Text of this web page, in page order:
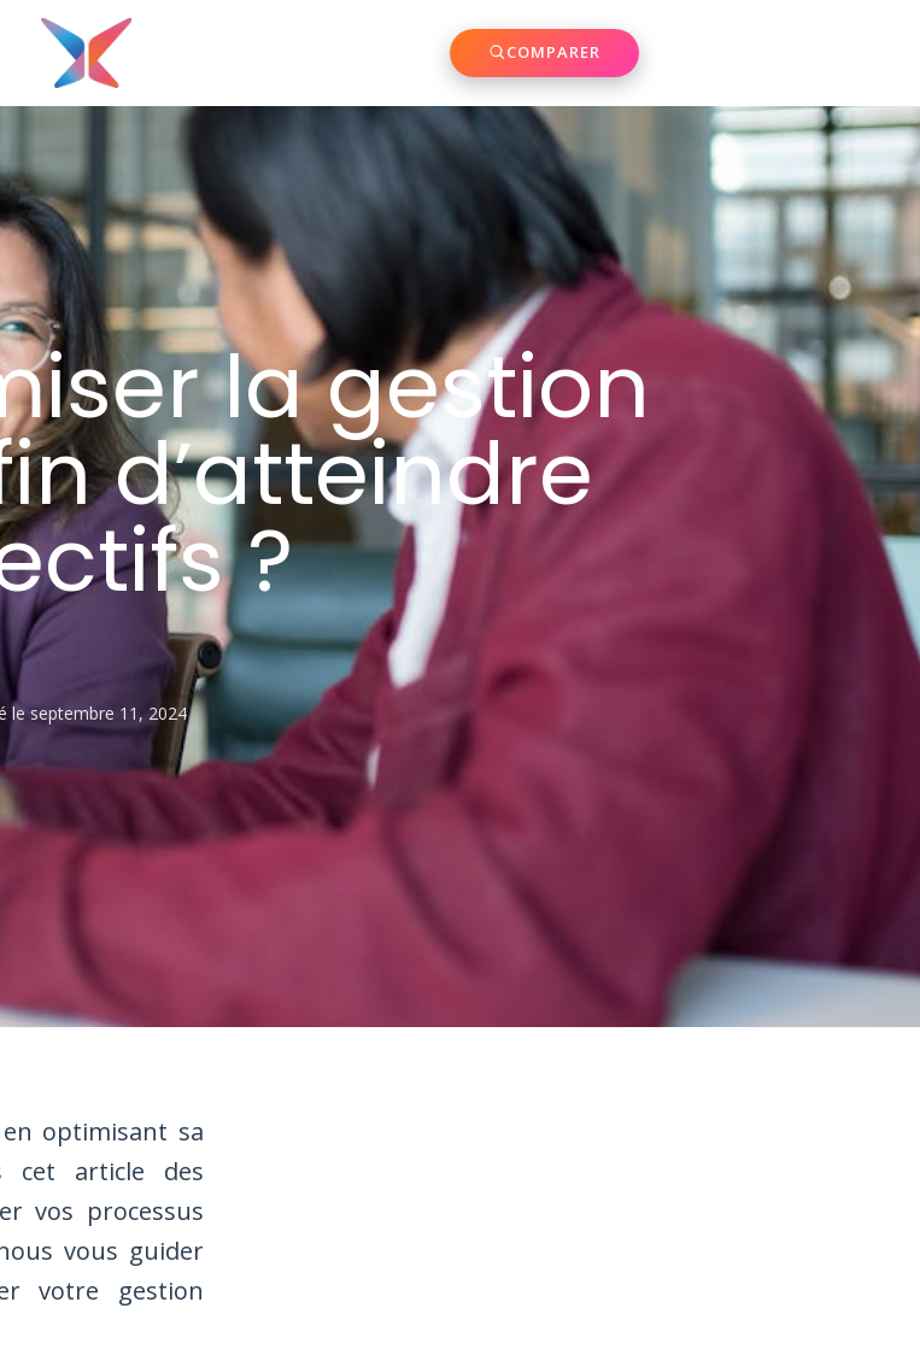
COMPARER
la gestion
d’atteindre
?
le septembre 11, 2024
optimisant sa
cet article des
vos processus
vous guider
votre gestion